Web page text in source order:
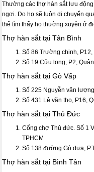
Thường các thợ hàn sắt lưu
ngơi. Do họ sẽ luôn di chuyển
thể tìm thấy họ thường xuyên ở
Thợ hàn sắt tại Tân Bình
Số 86 Trường chinh, P12,
Số 19 Cửu long, P2,
Thợ hàn sắt tại Gò Vấp
Số 225 Nguyễn văn
Số 431 Lê văn thọ, P16,
Thợ hàn sắt tại Thủ Đức
Cổng chợ Thủ đức. Số 1
TPHCM
Số 138 đường Gò dưa,
Thợ hàn sắt tại Bình Tân